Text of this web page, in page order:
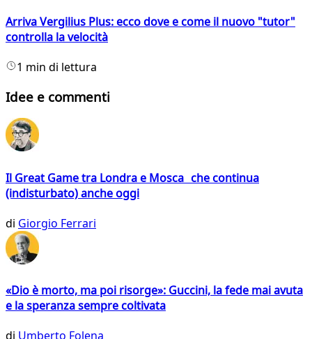
Arriva Vergilius Plus: ecco dove e come il nuovo "tutor"
controlla la velocità
1 min di lettura
Idee e commenti
Il Great Game tra Londra e Mosca che continua
(indisturbato) anche oggi
di Giorgio Ferrari
«Dio è morto, ma poi risorge»: Guccini, la fede mai avuta
e la speranza sempre coltivata
di Umberto Folena